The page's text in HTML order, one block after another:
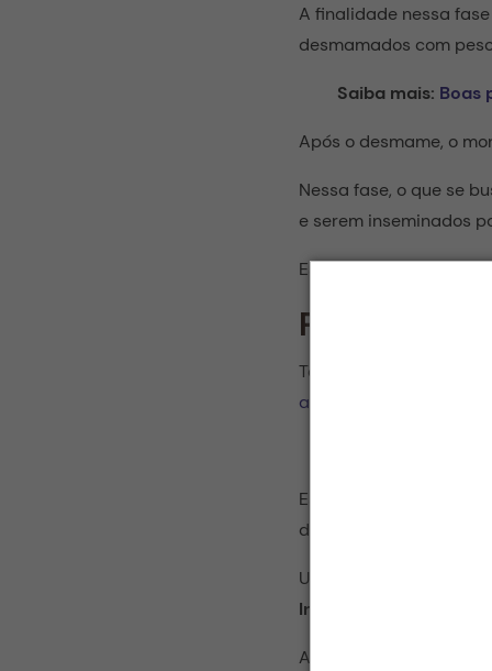
A finalidade nessa
desmamados com
Saiba mais: Boas
Após o desmame, o
Nessa fase, o que se
e serem inseminados
Esses valores
Por que
Ter esses indicadores
atividade
Essa categoria, desde
de Peso Diário) para
Uma boa criação de
Inseminação Artificial
Animais que